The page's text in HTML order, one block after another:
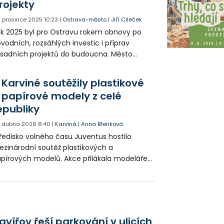
prosince 2025 10:23 | Ostrava-město |Jiří Cileček
2025 byl pro Ostravu rokem obnovy po
rozsáhlých investic i příprav
projektů do budoucna. Město
a sportovních areálů. Primátor Jan
(ODS/SPOLU) hodnotí uplynulý rok a
na co se Ostrava ještě zaměří.
Karviné soutěžily plastikové
modely z celé
dubna 2026 8:40 |Karviná |Anna Břenková
volného času Juventus hostilo
soutěž plastikových a
modelů. Akce přilákala modeláře
i technickou zručnost.